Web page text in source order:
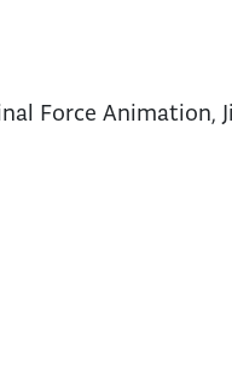
Force Animation,